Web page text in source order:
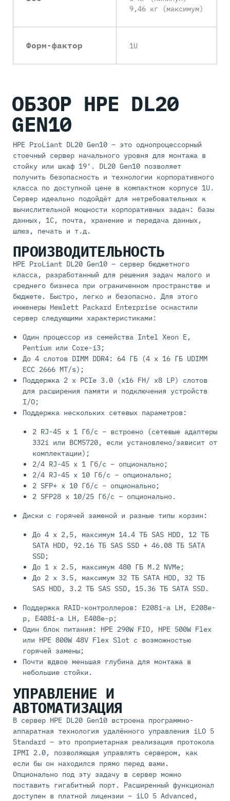
9,46 кг (максимум)
Форм-фактор 1U
ОБЗОР HPE DL20
GEN10
HPE ProLiant DL20 Gen10 – это однопроцессорный
стоечный сервер начального уровня для монтажа в
стойку или шкаф 19’. DL20 Gen10 позволяет
получить безопасность и технологии корпоративного
класса по доступной цене в компактном корпусе 1U.
Сервер идеально подойдёт для нетребовательных к
вычислительной мощности корпоративных задач: базы
данных, 1С, почта, хранение и передача данных,
шлюз, печать и т.д.
ПРОИЗВОДИТЕЛЬНОСТЬ
HPE ProLiant DL20 Gen10 – сервер бюджетного
класса, разработанный для решения задач малого и
среднего бизнеса при ограниченном пространстве и
бюджете. Быстро, легко и безопасно. Для этого
инженеры Hewlett Packard Enterprise оснастили
сервер следующими характеристиками:
Один процессор из семейства Intel Xeon E,
Pentium или Core-i3;
До 4 слотов DIMM DDR4: 64 ГБ (4 х 16 ГБ UDIMM
ECC 2666 MT/s);
Поддержка 2 х PCIe 3.0 (x16 FH/ x8 LP) слотов
для расширения памяти и подключения устройств
I/O;
Поддержка нескольких сетевых параметров:
2 RJ-45 x 1 Гб/c – встроено (сетевые адаптеры
332i или BCM5720, если установлено/зависит от
комплектации);
2/4 RJ-45 x 1 Гб/c – опционально;
2/4 RJ-45 x 10 Гб/c – опционально;
2 SFP+ x 10 Гб/c – опционально;
2 SFP28 x 10/25 Гб/c – опционально.
Диски с горячей заменой и разные типы корзин:
До 4 х 2,5, максимум 14.4 ТБ SAS HDD, 12 ТБ
SATA HDD, 92.16 ТБ SAS SSD + 46.08 ТБ SATA
SSD;
До 1 x 2.5, максимум 480 ГБ M.2 NVMe;
До 2 x 3.5, максимум 32 ТБ SATA HDD, 32 ТБ
SAS HDD, 3.2 ТБ SAS SSD, 15.36 ТБ SATA SSD.
Поддержка RAID-контроллеров: E208i-a LH, E208e-
p, E408i-a LH, E408e-p;
Один блок питания: HPE 290W FIO, HPE 500W Flex
или HPE 800W 48V Flex Slot с возможностью
горячей замены;
Почти вдвое меньшая глубина для монтажа в
небольшие стойки.
УПРАВЛЕНИЕ И
АВТОМАТИЗАЦИЯ
В сервер HPE DL20 Gen10 встроена программно-
аппаратная технология удалённого управления iLO 5
Standard – это проприетарная реализация протокола
IPMI 2.0, позволяющая управлять сервером, как
если бы он находился прямо перед вами.
Опционально под эту задачу в сервер можно
поставить гигабитный порт. Расширенный функционал
доступен в платной лицензии – iLO 5 Advanced,